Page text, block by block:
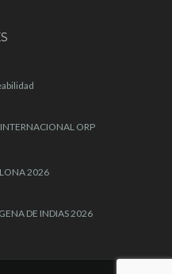
ORP
2026
DE INDIAS 2026